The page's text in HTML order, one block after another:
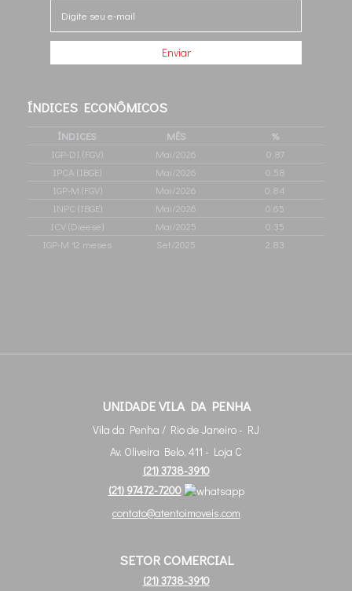
ÍNDICES ECONÔMICOS
ÍNDICES MÊS
%
IGP-DI (FGV)
Mai/2026
0.87
IPCA (IBGE)
Mai/2026
0.58
IGP-M (FGV)
Mai/2026
0.84
INPC (IBGE)
Mai/2026
0.65
ICV (Dieese)
Mai/2025
0.35
IGP-M 12 meses
Set/2025 2.83
UNIDADE VILA DA PENHA
Vila da Penha / Rio de Janeiro - RJ
Av. Oliveira Belo, 411 - Loja C
(21)3738-3910
(21)97472-7200
contato@atentoimoveis.com
SETOR COMERCIAL
(21)3738-3910